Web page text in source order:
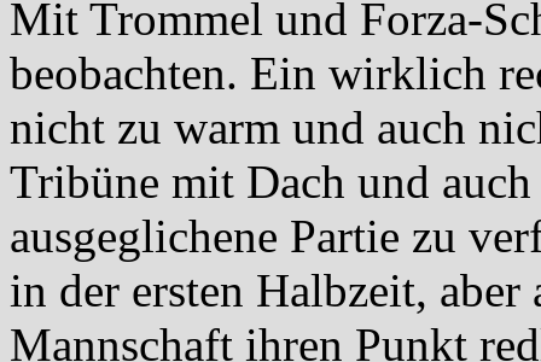
Mit Trommel und Forza-
beobachten. Ein wirklich
nicht zu warm und auch
Tribüne mit Dach und
ausgeglichene Partie zu
in der ersten Halbzeit, aber
Mannschaft ihren Punkt